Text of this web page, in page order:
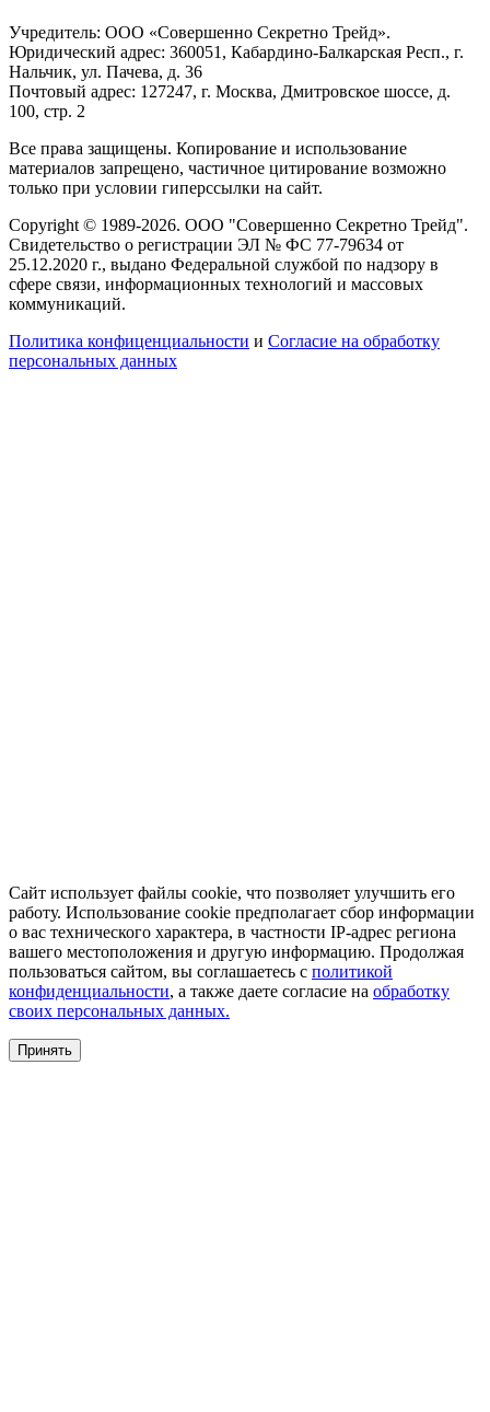
Учредитель: ООО «Совершенно Секретно Трейд».
Юридический адрес: 360051, Кабардино-Балкарская Респ., г.
Нальчик, ул. Пачева, д. 36
Почтовый адрес: 127247, г. Москва, Дмитровское шоссе, д.
100, стр. 2
Все права защищены. Копирование и использование
материалов запрещено, частичное цитирование возможно
только при условии гиперссылки на сайт.
Copyright © 1989-2026. ООО "Совершенно Секретно Трейд".
Свидетельство о регистрации ЭЛ № ФС 77-79634 от
25.12.2020 г., выдано Федеральной службой по надзору в
сфере связи, информационных технологий и массовых
коммуникаций.
Политика конфиценциальности и Согласие на обработку
персональных данных
Сайт использует файлы cookie, что позволяет улучшить его
работу. Использование cookie предполагает сбор информации
о вас технического характера, в частности IP-адрес региона
вашего местоположения и другую информацию. Продолжая
пользоваться сайтом, вы соглашаетесь с политикой
конфиденциальности, а также даете согласие на обработку
своих персональных данных.
Принять